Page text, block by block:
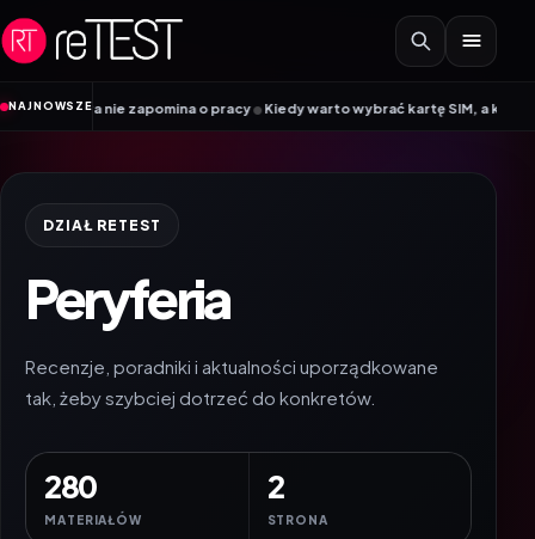
Przejdź do treści
NAJNOWSZE
o pracy•Kiedy warto wybrać kartę SIM, a kiedy kartę eSIM? Poradnik
DZIAŁ RETEST
Peryferia
Recenzje, poradniki i aktualności uporządkowane
tak, żeby szybciej dotrzeć do konkretów.
280
MATERIAŁÓW
2
STRONA